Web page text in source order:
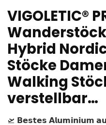
VIGOLETIC®
Hybrid
Stöcke
Walking
verstellbar…
🛫 𝗕𝗲𝘀𝘁𝗲𝘀 𝗔𝗹𝘂𝗺𝗶𝗻𝗶𝘂𝗺